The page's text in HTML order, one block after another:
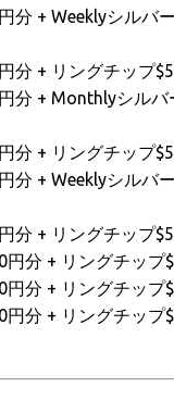
+ Weeklyシルバ
分 + リングチップ
+ Monthlyシルバ
分 + リングチップ
+ Weeklyシルバ
分 + リングチップ
分 + リングチップ
分 + リングチップ
分 + リングチップ